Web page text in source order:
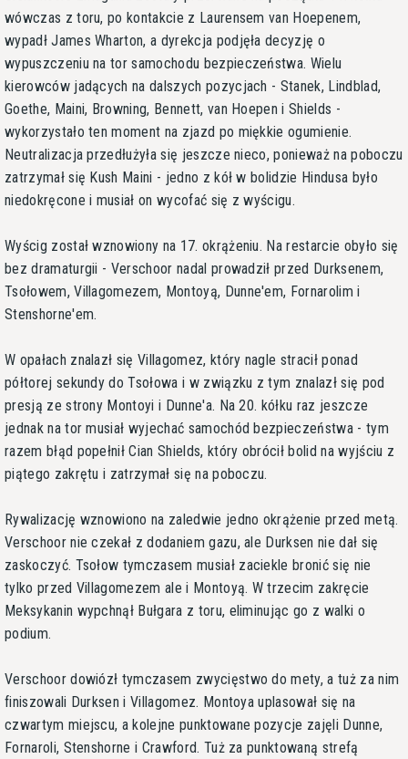
wówczas z toru, po kontakcie z Laurensem van Hoepenem,
wypadł James Wharton, a dyrekcja podjęła decyzję o
wypuszczeniu na tor samochodu bezpieczeństwa. Wielu
kierowców jadących na dalszych pozycjach - Stanek, Lindblad,
Goethe, Maini, Browning, Bennett, van Hoepen i Shields -
wykorzystało ten moment na zjazd po miękkie ogumienie.
Neutralizacja przedłużyła się jeszcze nieco, ponieważ na poboczu
zatrzymał się Kush Maini - jedno z kół w bolidzie Hindusa było
niedokręcone i musiał on wycofać się z wyścigu.
Wyścig został wznowiony na 17. okrążeniu. Na restarcie obyło się
bez dramaturgii - Verschoor nadal prowadził przed Durksenem,
Tsołowem, Villagomezem, Montoyą, Dunne'em, Fornarolim i
Stenshorne'em.
W opałach znalazł się Villagomez, który nagle stracił ponad
półtorej sekundy do Tsołowa i w związku z tym znalazł się pod
presją ze strony Montoyi i Dunne'a. Na 20. kółku raz jeszcze
jednak na tor musiał wyjechać samochód bezpieczeństwa - tym
razem błąd popełnił Cian Shields, który obrócił bolid na wyjściu z
piątego zakrętu i zatrzymał się na poboczu.
Rywalizację wznowiono na zaledwie jedno okrążenie przed metą.
Verschoor nie czekał z dodaniem gazu, ale Durksen nie dał się
zaskoczyć. Tsołow tymczasem musiał zaciekle bronić się nie
tylko przed Villagomezem ale i Montoyą. W trzecim zakręcie
Meksykanin wypchnął Bułgara z toru, eliminując go z walki o
podium.
Verschoor dowiózł tymczasem zwycięstwo do mety, a tuż za nim
finiszowali Durksen i Villagomez. Montoya uplasował się na
czwartym miejscu, a kolejne punktowane pozycje zajęli Dunne,
Fornaroli, Stenshorne i Crawford. Tuż za punktowaną strefą